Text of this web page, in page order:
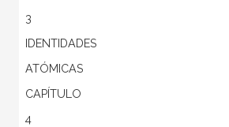
3
IDENTIDADES
ATÓMICAS
CAPÍTULO
4